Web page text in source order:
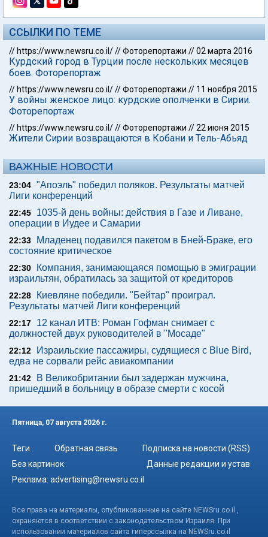
ССЫЛКИ ПО ТЕМЕ
// https://www.newsru.co.il///Фоторепортажи //02 марта 2016
Курдский город в Турции после нескольких месяцев
боев. Фоторепортаж
// https://www.newsru.co.il///Фоторепортажи // 11 ноября 2015
У войны женское лицо: курдские ополченки в Сирии.
Фоторепортаж
// https://www.newsru.co.il///Фоторепортажи //22 июня 2015
Жители Сирии возвращаются в Кобани и Тель-Абьяд
ВАЖНЫЕ НОВОСТИ
23:04 "Апоэль" победил поляков. Результаты матчей
Лиги конференций
22:45
1035-й день войны: действия в Газе и Ливане,
операции в Иудее и Самарии
22:33
Младенец подавился пакетом в Бней-Браке, его
состояние критическое
22:30
Компания, занимающаяся помощью в эмиграции
израильтян, обратилась за защитой от кредиторов
22:28
Киевляне победили. "Бейтар" проиграл.
Результаты матчей Лиги конференций
22:17
12 канал ИТВ: Роман Гофман снимает с
должностей двух руководителей в "Мосаде"
22:12
Израильские пассажиры, судящиеся с Blue Bird,
едва не сорвали рейс авиакомпании
21:42
В Великобритании был задержан мужчина,
пришедший в больницу в образе смерти с косой
Пятница, 07 августа 2026 г.
Теги Обратная связь
Подписка на новости (RSS)
Без картинок
Данные редакции и устав
Реклама: advertising@newsru.co.il
Все права на материалы, опубликованные на сайте NEWSru.co.il ,
охраняются в соответствии с законодательством Израиля. При
использовании материалов сайта гиперссылка на NEWSru.co.il